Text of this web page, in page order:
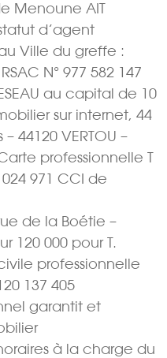
Menoune AIT
d’agent
Ville du greffe :
N° 977 582 147
au capital de 10
sur internet, 44
44120 VERTOU –
Carte professionnelle T
971 CCI de
de la Boétie –
120 000 pour T.
professionnelle
137 405
garantit et
à la charge du